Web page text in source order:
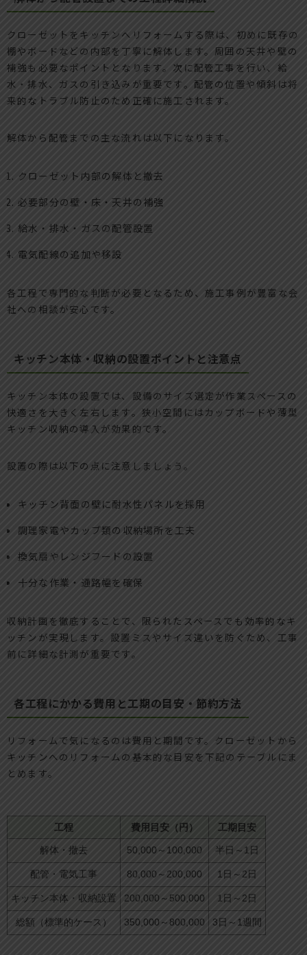
クローゼットをキッチンへリフォームする際は、初めに既存の
棚やボードなどの内部を丁寧に解体します。周囲の天井や壁の
補強も必要なポイントとなります。次に配管工事を行い、給
水・排水、ガスの引き込みが重要です。配管の位置や傾斜は将
来的なトラブル防止のため正確に施工されます。
解体から配管までの主な流れは以下になります。
クローゼット内部の解体と撤去
必要部分の壁・床・天井の補強
給水・排水・ガスの配管設置
電気配線の追加や移設
各工程で専門的な判断が必要となるため、施工事例が豊富な会
社への相談が安心です。
キッチン本体・収納の設置ポイントと注意点
キッチン本体の設置では、設備のサイズ選定が作業スペースの
快適さを大きく左右します。狭小空間にはカップボードや薄型
キッチン収納の導入が効果的です。
設置の際は以下の点に注意しましょう。
キッチン背面の壁に耐水性パネルを採用
調理家電やカップ類の収納場所を工夫
換気扇やレンジフードの設置
十分な作業・通路幅を確保
収納計画を徹底することで、限られたスペースでも効率的なキ
ッチンが実現します。設置ミスやサイズ違いを防ぐため、工事
前に詳細な計測が重要です。
各工程にかかる費用と工期の目安・節約方法
リフォームで気になるのは費用と期間です。クローゼットから
キッチンへのリフォームの基本的な目安を下記のテーブルにま
とめます。
工程 費用目安（円） 工期目安
解体・撤去 50,000～100,000 半日～1日
配管・電気工事 80,000～200,000 1日～2日
キッチン本体・収納設置 200,000～500,000 1日～2日
総額（標準的ケース） 350,000～800,000 3日～1週間